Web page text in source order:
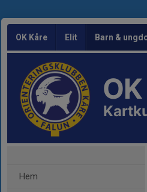
OK Kåre Elit Barn &
Hem